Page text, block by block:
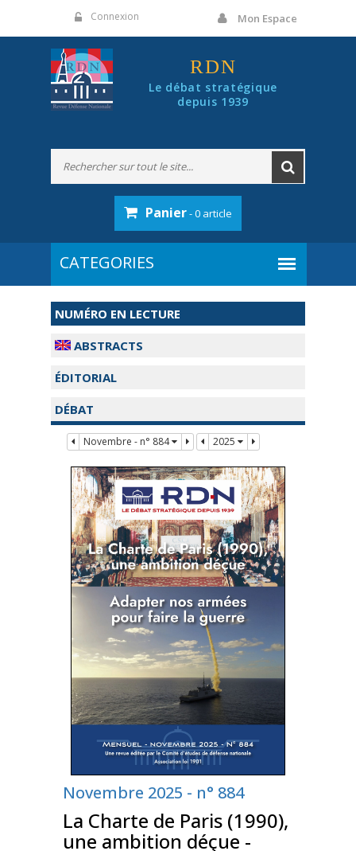
Connexion Mon Espace
RDN
Le débat stratégique
depuis 1939
Panier- 0 article
NUMÉRO EN LECTURE
ABSTRACTS
ÉDITORIAL
DÉBAT
Novembre - n° 884 2025
Novembre 2025 - n° 884
La Charte de Paris (1990),
une ambition déçue -